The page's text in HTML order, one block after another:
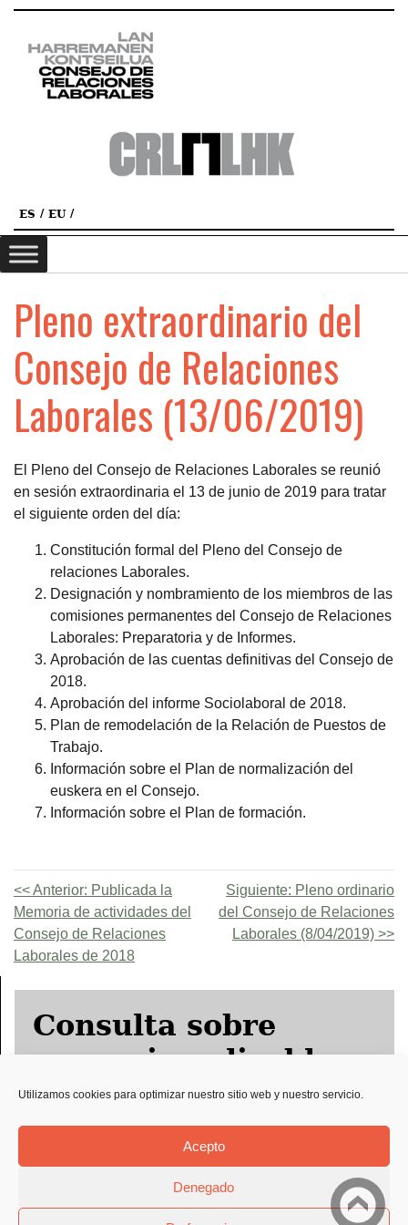
Utilizamos cookies para optimizar nuestro sitio web y nuestro servicio.
Acepto
Denegado
ES EU
Pleno extraordinario del
Consejo de Relaciones
Laborales (13/06/2019)
El Pleno del Consejo de Relaciones Laborales se reunió
en sesión extraordinaria el 13 de junio de 2019 para tratar
el siguiente orden del día:
Constitución formal del Pleno del Consejo de
relaciones Laborales.
Designación y nombramiento de los miembros de las
comisiones permanentes del Consejo de Relaciones
Laborales: Preparatoria y de Informes.
Aprobación de las cuentas definitivas del Consejo de
2018.
Aprobación del informe Sociolaboral de 2018.
Plan de remodelación de la Relación de Puestos de
Trabajo.
Información sobre el Plan de normalización del
euskera en el Consejo.
Información sobre el Plan de formación.
Anterior: Publicada la
Memoria de actividades del
Consejo de Relaciones
Laborales de 2018
Siguiente: Pleno ordinario
del Consejo de Relaciones
Laborales (8/04/2019)
Consulta sobre
convenio aplicable
Solicitud Preco